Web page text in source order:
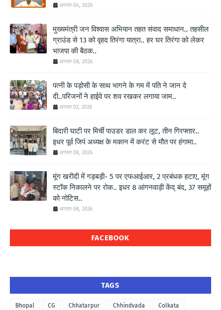
अगस्त 04, 2026
मुख्यमंत्री जन विश्वास अभियान तहत संवाद समाधान.. तहसील
ग्राउंड से 13 को वृहद तिरंगा यात्रा.. हर घर तिरंगा को लेकर
भाजपा की बैठक..
अगस्त 08, 2026
पत्नी के पड़ोसी के साथ भागने के गम में पति ने जान दे
दी..परिजनों ने हाईवे पर शव रखकर लगाया जाम..
अगस्त 02, 2026
बिदारी घाटी पर मिर्ची पाउडर डाल कर लूट, तीन गिरफ्तार..
इधर पूर्व जिपं अध्यक्ष के मकान में करंट से मौत पर हंगामा..
अगस्त 08, 2026
मूंग खरीदी में गड़बड़ी- 5 पर एफआईआर, 2 प्रबंधक हटाए, मूंग
स्टॉक निकालने पर रोक.. इधर 8 आंगनवाड़ी केंद् बंद, 37 समूहों
को नोटिस..
अगस्त 08, 2026
FACEBOOK
TAGS
Bhopal CG Chhatarpur Chhindvada Colkata